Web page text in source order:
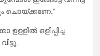
ചൊയ്ക്കണേ..”
ഒളിപ്പിച്ച